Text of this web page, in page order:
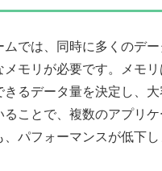
：動画編集とゲーミングの両
MSI Cyborg 15 ゲーミング
画編集とゲームに最適な高性能
スパ）
のリフレッシュレートで滑ら
メモリと512GB SSDで効率的
ムでは、同時に多くのデ
メモリが必要です。メモ
きるデータ量を決定し、
ることで、複数のアプリ
パフォーマンスが低下し